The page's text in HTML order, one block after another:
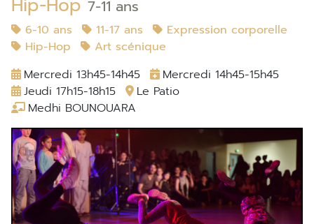
7-11 ans
6-10 ans 11-17 ans
Expression corporelle
Hip-Hop
Art scénique
Mercredi 13h45-14h45
Mercredi 14h45-15h45
Jeudi 17h15-18h15
Le Patio
Medhi BOUNOUARA